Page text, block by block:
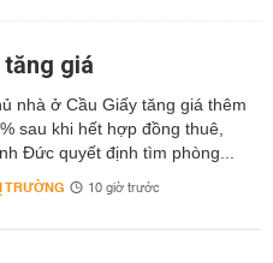
giá
nhà ở Cầu Giấy tăng giá thêm
sau khi hết hợp đồng thuê,
Đức quyết định tìm phòng...
TRƯỜNG 10 giờ trước